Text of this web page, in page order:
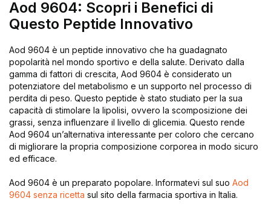
Aod 9604: Scopri i Benefici di
Questo Peptide Innovativo
Aod 9604 è un peptide innovativo che ha guadagnato
popolarità nel mondo sportivo e della salute. Derivato dalla
gamma di fattori di crescita, Aod 9604 è considerato un
potenziatore del metabolismo e un supporto nel processo di
perdita di peso. Questo peptide è stato studiato per la sua
capacità di stimolare la lipolisi, ovvero la scomposizione dei
grassi, senza influenzare il livello di glicemia. Questo rende
Aod 9604 un’alternativa interessante per coloro che cercano
di migliorare la propria composizione corporea in modo sicuro
ed efficace.
Aod 9604 è un preparato popolare. Informatevi sul suo Aod
9604 senza ricetta sul sito della farmacia sportiva in Italia.